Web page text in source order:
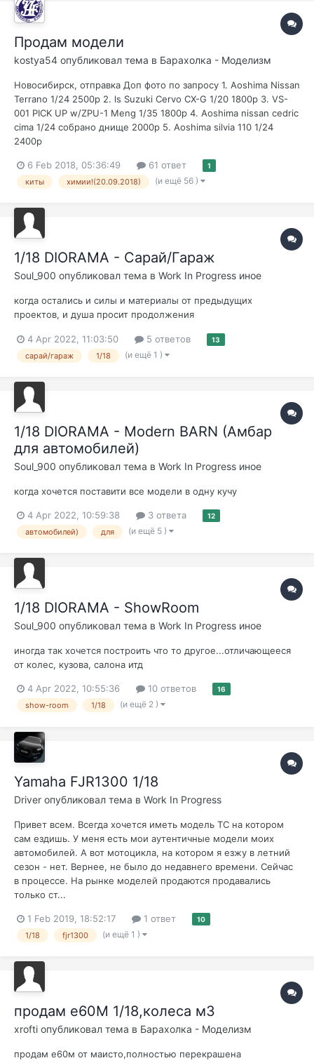
Продам модели
kostya54 опубликовал тема в Барахолка - Моделизм
Новосибирск, отправка Доп фото по запросу 1. Aoshima Nissan
Terrano 1/24 2500р 2. ls Suzuki Cervo CX-G 1/20 1800р 3. VS-
001 PICK UP w/ZPU-1 Meng 1/35 1800р 4. Aoshima nissan cedric
cima 1/24 собрано днище 2000р 5. Aoshima silvia 110 1/24
2400р
6 Feb 2018, 05:36:49 61 ответ 1
киты химии!(20.09.2018) (и ещё 56 )
1/18 DIORAMA - Cарай/Гараж
Soul_900 опубликовал тема в Work In Progress иное
когда остались и силы и материалы от предыдущих
проектов, и душа просит продолжения
4 Apr 2022, 11:03:50 5 ответов 13
cарай/гараж 1/18 (и ещё 1 )
1/18 DIORAMA - Modern BARN (Амбар
для автомобилей)
Soul_900 опубликовал тема в Work In Progress иное
когда хочется поставити все модели в одну кучу
4 Apr 2022, 10:59:38 3 ответа 12
автомобилей) для (и ещё 5 )
1/18 DIORAMA - ShowRoom
Soul_900 опубликовал тема в Work In Progress иное
иногда так хочется построить что то другое...отличающееся
от колес, кузова, салона итд
4 Apr 2022, 10:55:36 10 ответов 16
show-room 1/18 (и ещё 2 )
Yamaha FJR1300 1/18
Driver опубликовал тема в Work In Progress
Привет всем. Всегда хочется иметь модель ТС на котором
сам ездишь. У меня есть мои аутентичные модели моих
автомобилей. А вот мотоцикла, на котором я езжу в летний
сезон - нет. Вернее, не было до недавнего времени. Сейчас
в процессе. На рынке моделей продаются продавались
только ст...
1 Feb 2019, 18:52:17 1 ответ 10
1/18 fjr1300 (и ещё 1 )
продам е60М 1/18,колеса м3
xrofti опубликовал тема в Барахолка - Моделизм
продам е60м от маисто,полностью перекрашена